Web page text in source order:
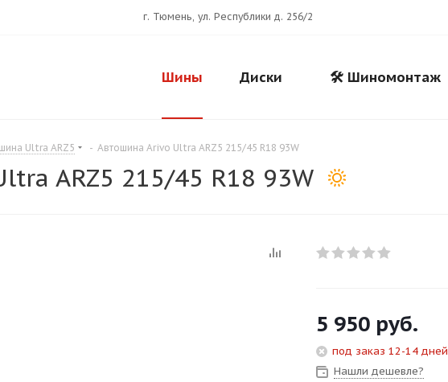
г. Тюмень, ул. Республики д. 256/2
Шины Диски 🛠️ Шиномонтаж
Ultra ARZ5 - Автошина Arivo Ultra ARZ5 215/45 R18 93W
ARZ5 215/45 R18 93W
5 950 руб.
под заказ 12-14 дней
Нашли дешевле?
без переплат